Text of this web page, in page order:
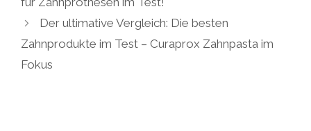
Der ultimative Vergleich: Die besten
Zahnprodukte im Test – Curaprox Zahnpasta im
Fokus